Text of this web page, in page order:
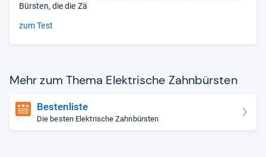
Bürsten, die die Zä
zum Test
Mehr zum Thema Elek­tri­sche Zahn­bürs­ten
Bestenliste
Die besten Elektrische Zahnbürsten